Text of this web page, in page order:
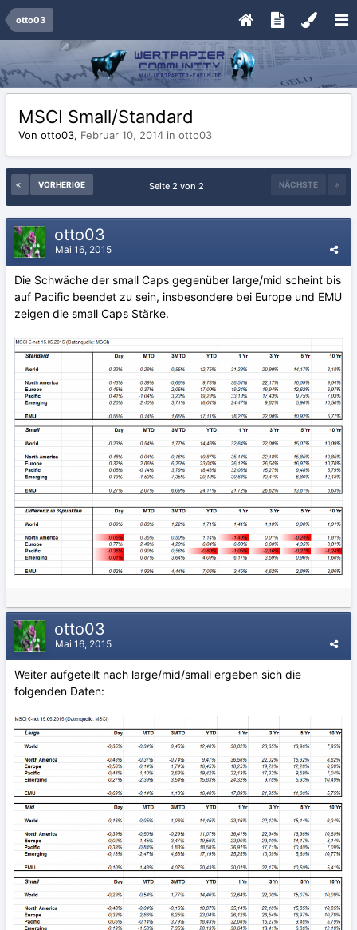
otto03
MSCI Small/Standard
Von otto03, Februar 10, 2014 in otto03
VORHERIGE NÄCHSTE
Seite 2 von 2
otto03
Mai 16, 2015
Die Schwäche der small Caps gegenüber large/mid scheint bis
auf Pacific beendet zu sein, insbesondere bei Europe und EMU
zeigen die small Caps Stärke.
otto03
Mai 16, 2015
Weiter aufgeteilt nach large/mid/small ergeben sich die
folgenden Daten: